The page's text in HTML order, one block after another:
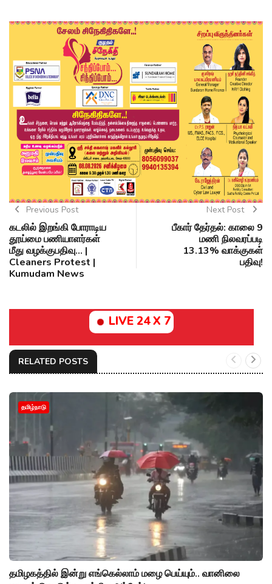
Previous Post
கடலில் இறங்கி போராடிய
தூய்மை பணியாளர்கள்
மீது வழக்குபதிவு... |
Cleaners Protest |
Kumudam News
Next Post
பீகார் தேர்தல்: காலை 9
மணி நிலவரப்படி
13.13% வாக்குகள்
பதிவு!
LIVE 24 X 7
RELATED POSTS
தமிழ்நாடு
தமிழகத்தில் இன்று எங்கெல்லாம் மழை பெய்யும்.. வானிலை